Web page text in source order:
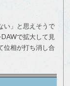
い」と思えそうで
で拡大して見
位相が打ち消し合